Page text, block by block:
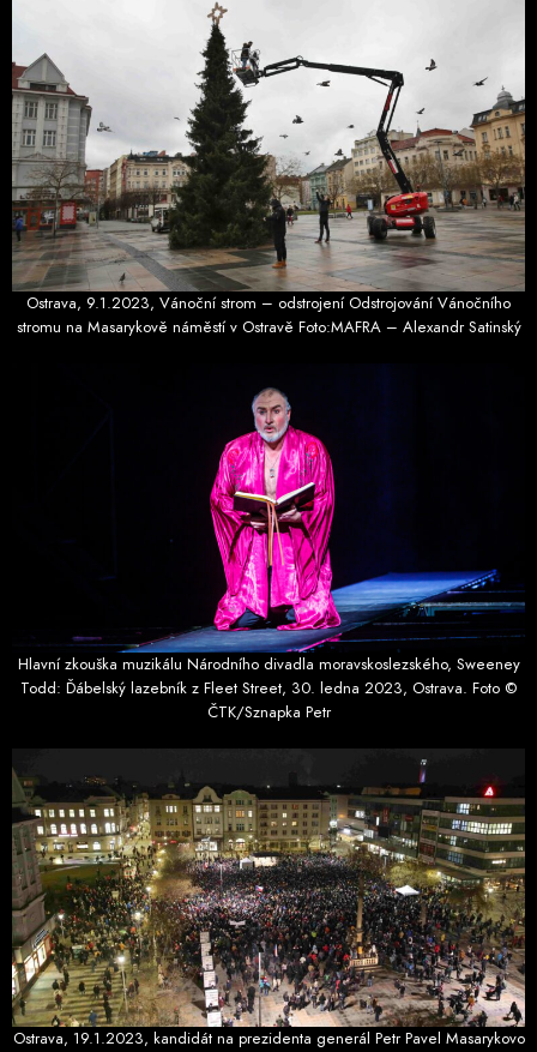
Ostrava, 9.1.2023, Vánoční strom – odstrojení Odstrojování Vánočního
stromu na Masarykově náměstí v Ostravě Foto:MAFRA – Alexandr Satinský
Hlavní zkouška muzikálu Národního divadla moravskoslezského, Sweeney
Todd: Ďábelský lazebník z Fleet Street, 30. ledna 2023, Ostrava. Foto ©
ČTK/Sznapka Petr
Ostrava, 19.1.2023, kandidát na prezidenta generál Petr Pavel Masarykovo